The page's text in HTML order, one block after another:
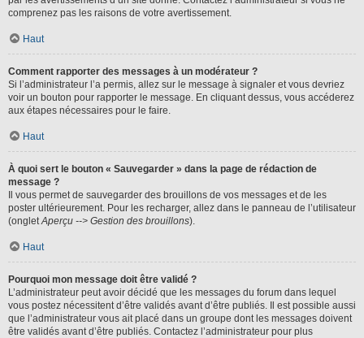
comprenez pas les raisons de votre avertissement.
Haut
Comment rapporter des messages à un modérateur ?
Si l’administrateur l’a permis, allez sur le message à signaler et vous devriez
voir un bouton pour rapporter le message. En cliquant dessus, vous accéderez
aux étapes nécessaires pour le faire.
Haut
À quoi sert le bouton « Sauvegarder » dans la page de rédaction de
message ?
Il vous permet de sauvegarder des brouillons de vos messages et de les
poster ultérieurement. Pour les recharger, allez dans le panneau de l’utilisateur
(ongletAperçu --> Gestion des brouillons).
Haut
Pourquoi mon message doit être validé ?
L’administrateur peut avoir décidé que les messages du forum dans lequel
vous postez nécessitent d’être validés avant d’être publiés. Il est possible aussi
que l’administrateur vous ait placé dans un groupe dont les messages doivent
être validés avant d’être publiés. Contactez l’administrateur pour plus